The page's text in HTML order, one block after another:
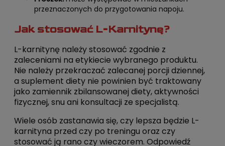
przeznaczonych do przygotowania napoju.
Jak stosować L-Karnitynę?
L-karnitynę należy stosować zgodnie z
zaleceniami na etykiecie wybranego produktu.
Nie należy przekraczać zalecanej porcji dziennej,
a suplement diety nie powinien być traktowany
jako zamiennik zbilansowanej diety, aktywności
fizycznej, snu ani konsultacji ze specjalistą.
Wiele osób zastanawia się, czy lepsza będzie L-
karnityna przed czy po treningu oraz czy
stosować ją rano czy wieczorem. Odpowiedź